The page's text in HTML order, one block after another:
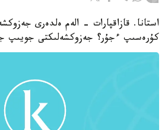
استانا. قازاقپارات - الەم ەلدەرى
كۇرەسىپ ءجۇر؟ جەزوكشەلىكتى جويىپ